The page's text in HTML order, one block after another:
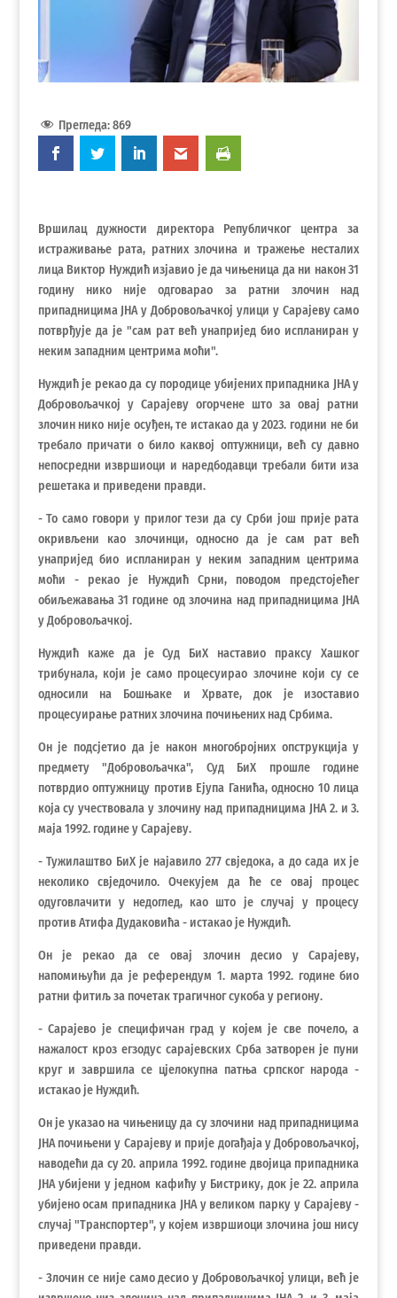
Прегледа: 869
Вршилац дужности директора Републичког центра за
истраживање рата, ратних злочина и тражење несталих
лица Виктор Нуждић изјавио је да чињеница да ни након 31
годину нико није одговарао за ратни злочин над
припадницима ЈНА у Добровољачкој улици у Сарајеву само
потврђује да је "сам рат већ унапријед био испланиран у
неким западним центрима моћи".
Нуждић је рекао да су породице убијених припадника ЈНА у
Добровољачкој у Сарајеву огорчене што за овај ратни
злочин нико није осуђен, те истакао да у 2023. години не би
требало причати о било каквој оптужници, већ су давно
непосредни извршиоци и наредбодавци требали бити иза
решетака и приведени правди.
- То само говори у прилог тези да су Срби још прије рата
окривљени као злочинци, односно да је сам рат већ
унапријед био испланиран у неким западним центрима
моћи - рекао је Нуждић Срни, поводом предстојећег
обиљежавања 31 године од злочина над припадницима ЈНА
у Добровољачкој.
Нуждић каже да је Суд БиХ наставио праксу Хашког
трибунала, који је само процесуирао злочине који су се
односили на Бошњаке и Хрвате, док је изоставио
процесуирање ратних злочина почињених над Србима.
Он је подсјетио да је након многобројних опструкција у
предмету "Добровољачка", Суд БиХ прошле године
потврдио оптужницу против Ејупа Ганића, односно 10 лица
која су учествовала у злочину над припадницима ЈНА 2. и 3.
маја 1992. године у Сарајеву.
- Тужилаштво БиХ је најавило 277 свједока, а до сада их је
неколико свједочило. Очекујем да ће се овај процес
одуговлачити у недоглед, као што је случај у процесу
против Атифа Дудаковића - истакао је Нуждић.
Он је рекао да се овај злочин десио у Сарајеву,
напомињући да је референдум 1. марта 1992. године био
ратни фитиљ за почетак трагичног сукоба у региону.
- Сарајево је специфичан град у којем је све почело, а
нажалост кроз егзодус сарајевских Срба затворен је пуни
круг и завршила се цјелокупна патња српског народа -
истакао је Нуждић.
Он је указао на чињеницу да су злочини над припадницима
ЈНА почињени у Сарајеву и прије догађаја у Добровољачкој,
наводећи да су 20. априла 1992. године двојица припадника
ЈНА убијени у једном кафићу у Бистрику, док је 22. априла
убијено осам припадника ЈНА у великом парку у Сарајеву -
случај "Транспортер", у којем извршиоци злочина још нису
приведени правди.
- Злочин се није само десио у Добровољачкој улици, већ је